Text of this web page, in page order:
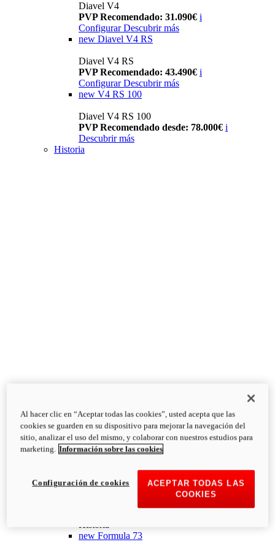
Diavel V4
PVP Recomendado: 31.090€ i
Configurar Descubrir más
new Diavel V4 RS
Diavel V4 RS
PVP Recomendado: 43.490€ i
Configurar Descubrir más
new V4 RS 100
Diavel V4 RS 100
PVP Recomendado desde: 78.000€ i
Descubrir más
Historia
Historia
new Formula 73
Al hacer clic en “Aceptar todas las cookies”, usted acepta que las
cookies se guarden en su dispositivo para mejorar la navegación del
sitio, analizar el uso del mismo, y colaborar con nuestros estudios para
marketing. Información sobre las cookies
ACEPTAR TODAS LAS
COOKIES
Configuración de cookies